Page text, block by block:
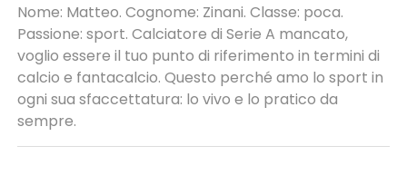
Nome: Matteo. Cognome: Zinani. Classe: poca.
Passione: sport. Calciatore di Serie A mancato,
voglio essere il tuo punto di riferimento in termini di
calcio e fantacalcio. Questo perché amo lo sport in
ogni sua sfaccettatura: lo vivo e lo pratico da
sempre.